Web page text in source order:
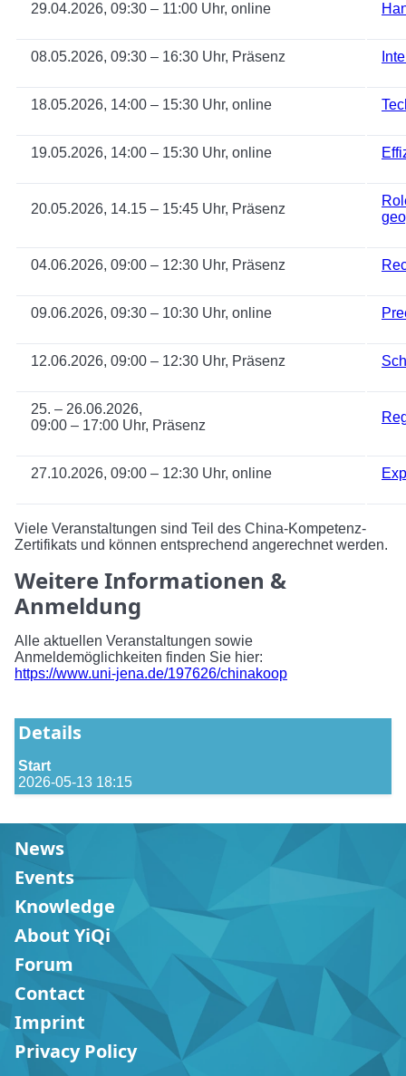
29.04.2026, 09:30 – 11:00 Uhr, online
08.05.2026, 09:30 – 16:30 Uhr, Präsenz
18.05.2026, 14:00 – 15:30 Uhr, online
19.05.2026, 14:00 – 15:30 Uhr, online
20.05.2026, 14.15 – 15:45 Uhr, Präsenz
04.06.2026, 09:00 – 12:30 Uhr, Präsenz
09.06.2026, 09:30 – 10:30 Uhr, online
12.06.2026, 09:00 – 12:30 Uhr, Präsenz
25. – 26.06.2026,
09:00 – 17:00 Uhr, Präsenz
27.10.2026, 09:00 – 12:30 Uhr, online
Viele Veranstaltungen sind Teil des China-Kompetenz-
Zertifikats und können entsprechend angerechnet werden.
Weitere Informationen &
Anmeldung
Alle aktuellen Veranstaltungen sowie
Anmeldemöglichkeiten finden Sie hier:
https://www.uni-jena.de/197626/chinakoop
Details
Start
2026-05-13 18:15
News
Events
Knowledge
About YiQi
Forum
Contact
Imprint
Privacy Policy